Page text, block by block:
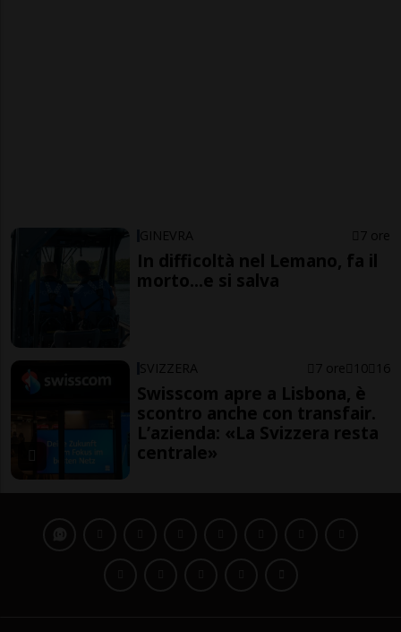
GINEVRA 7 ore
In difficoltà nel Lemano, fa il
morto...e si salva
SVIZZERA 7 ore 10 16
Swisscom apre a Lisbona, è
scontro anche con transfair.
L’azienda: «La Svizzera resta
centrale»